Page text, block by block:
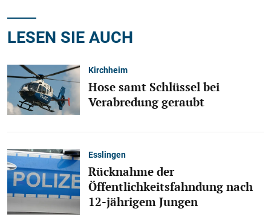
LESEN SIE AUCH
Kirchheim
Hose samt Schlüssel bei
Verabredung geraubt
Esslingen
Rücknahme der
Öffentlichkeitsfahndung nach
12-jährigem Jungen